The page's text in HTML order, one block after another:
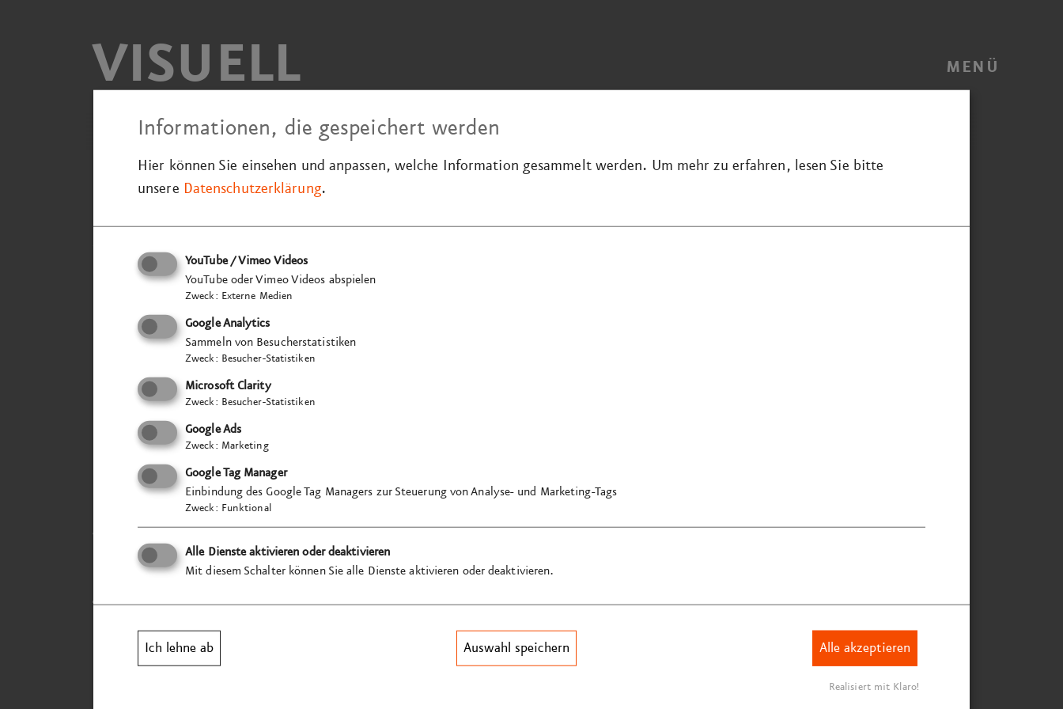
VISUELL MENÜ
VISUELL
Studio für Kommunikation GmbH
Tübinger Straße 97a
70178 Stuttgart
Informationen, die gespeichert werden
Hier können Sie einsehen und anpassen, welche Information gesammelt werden. Um mehr zu erfahren, lesen Sie bitte
unsere Datenschutzerklärung.
YouTube / Vimeo Videos
YouTube oder Vimeo Videos abspielen
Zweck: Externe Medien
Google Analytics
Sammeln von Besucherstatistiken
Zweck: Besucher-Statistiken
Microsoft Clarity
Zweck: Besucher-Statistiken
Google Ads
Zweck: Marketing
Google Tag Manager
Einbindung des Google Tag Managers zur Steuerung von Analyse- und Marketing-Tags
Zweck: Funktional
Alle Dienste aktivieren oder deaktivieren
Mit diesem Schalter können Sie alle Dienste aktivieren oder deaktivieren.
Ich lehne ab Auswahl speichern Alle akzeptieren
Realisiert mit Klaro!